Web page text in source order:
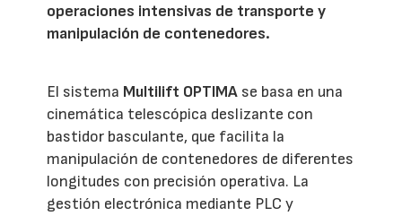
operaciones intensivas de transporte y
manipulación de contenedores.
El sistema Multilift OPTIMA se basa en una
cinemática telescópica deslizante con
bastidor basculante, que facilita la
manipulación de contenedores de diferentes
longitudes con precisión operativa. La
gestión electrónica mediante PLC y